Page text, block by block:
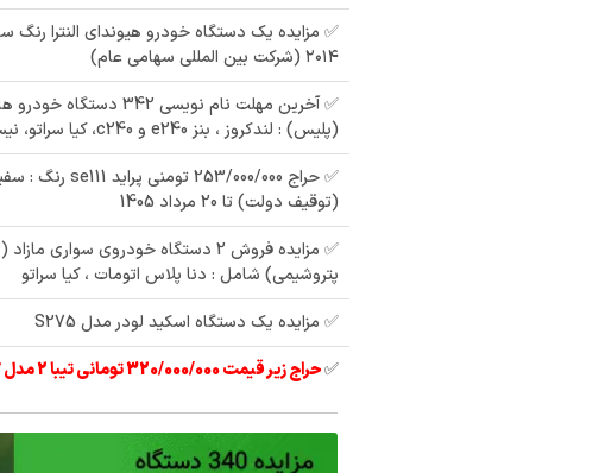
✅ مزایده یک دستگاه خودرو هیوندای النترا رنگ
۲۰۱۴ (شرکت بین المللی سهامی عام)
✅ آخرین مهلت نام نویسی 342
(پلیس) : لندکروز ، بنز e240 و c240، کیا سراتو، نیسان
(توقیف دولت) تا 20 مرداد 1405
✅ مزایده فروش 2 دستگاه خودروی سواری
پتروشیمی) شامل : دنا پلاس اتومات ، کیا سراتو
✅ مزایده یک دستگاه اسکید لودر مدل S275
✅حراج زیر قیمت 320/000/000 تومانی تیبا 2 مدل 97
مدل : 95
مزایده یک دستگاه
پراید مدل : 89
مزایده سواری سمند LX
دوگانه سوز سفید مدل